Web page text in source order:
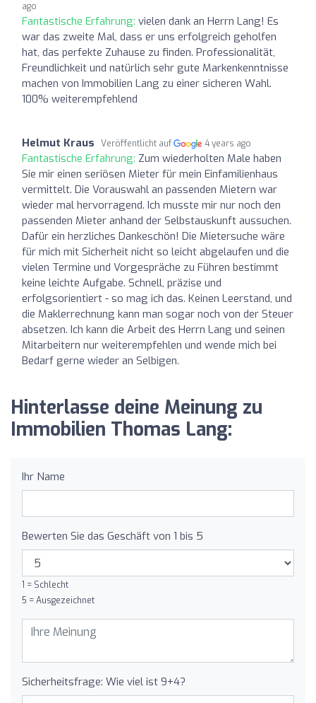
ago
Fantastische Erfahrung: vielen dank an Herrn Lang! Es
war das zweite Mal, dass er uns erfolgreich geholfen
hat, das perfekte Zuhause zu finden. Professionalität,
Freundlichkeit und natürlich sehr gute Markenkenntnisse
machen von Immobilien Lang zu einer sicheren Wahl.
100% weiterempfehlend
Helmut Kraus Veröffentlicht auf 4 years ago
Fantastische Erfahrung: Zum wiederholten Male haben
Sie mir einen seriösen Mieter für mein Einfamilienhaus
vermittelt. Die Vorauswahl an passenden Mietern war
wieder mal hervorragend. Ich musste mir nur noch den
passenden Mieter anhand der Selbstauskunft aussuchen.
Dafür ein herzliches Dankeschön! Die Mietersuche wäre
für mich mit Sicherheit nicht so leicht abgelaufen und die
vielen Termine und Vorgespräche zu Führen bestimmt
keine leichte Aufgabe. Schnell, präzise und
erfolgsorientiert - so mag ich das. Keinen Leerstand, und
die Maklerrechnung kann man sogar noch von der Steuer
absetzen. Ich kann die Arbeit des Herrn Lang und seinen
Mitarbeitern nur weiterempfehlen und wende mich bei
Bedarf gerne wieder an Selbigen.
Hinterlasse deine Meinung zu
Immobilien Thomas Lang:
Ihr Name
Bewerten Sie das Geschäft von 1 bis 5
1 = Schlecht
5 = Ausgezeichnet
Sicherheitsfrage: Wie viel ist 9+4?